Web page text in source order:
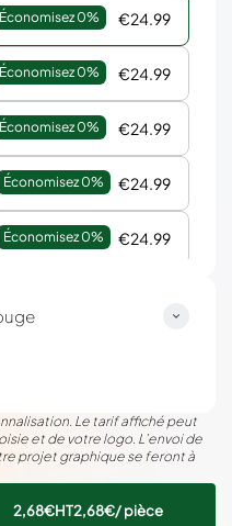
Économisez 0% €24.99
Économisez 0% €24.99
Économisez 0% €24.99
Économisez 0% €24.99
Économisez 0% €24.99
Le tarif affiché peut
et de votre logo. L’envoi de
projet graphique se feront à
2,68€HT2,68€/ pièce